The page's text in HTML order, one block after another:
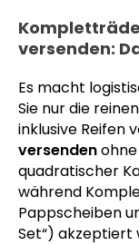
versenden:
Es macht
Sie nur die
inklusive Reifen
versenden
quadratischer
während
Pappscheiben
Set“) akzeptiert